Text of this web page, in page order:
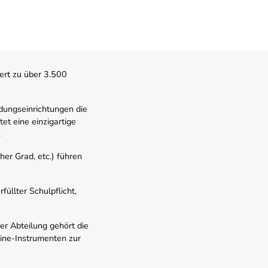
zu über 3.500
die
eine einzigartige
Grad, etc.) führen
Schulpflicht,
Abteilung gehört die
Instrumenten zur